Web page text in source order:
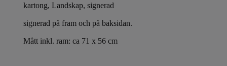
kartong, Landskap, signerad
signerad på fram och på baksidan.
Mått inkl. ram: ca 71 x 56 cm